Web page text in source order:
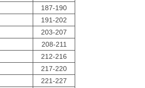
187-190
191-202
203-207
208-211
212-216
217-220
221-227